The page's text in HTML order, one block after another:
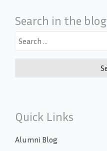
Search in the blog
Search
Quick Links
Alumni Blog